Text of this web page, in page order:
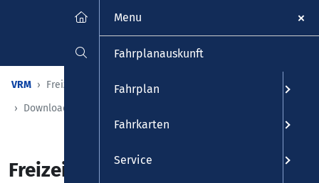
VRM Freizeit
VRM-Region erleben
Downloadcenter Freizeit
Freizeit
Menu
Fahrplanauskunft
Fahrplan
Fahrkarten
Service